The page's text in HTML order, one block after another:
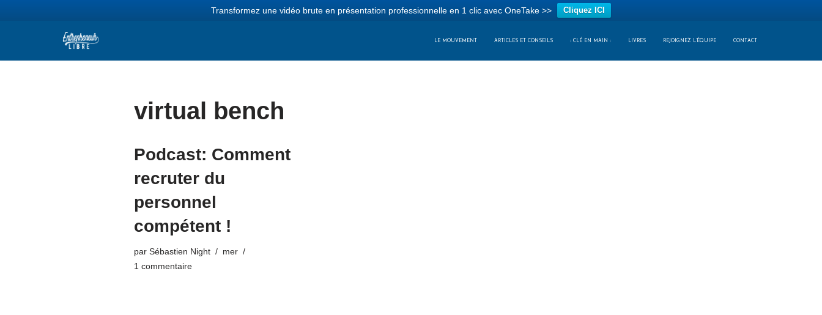
Transformez une vidéo brute en présentation professionnelle en 1 clic avec OneTake >> Cliquez ICI
LE MOUVEMENT ARTICLES ET CONSEILS :: CLÉ EN MAIN :: LIVRES REJOIGNEZ L’ÉQUIPE CONTACT
virtual bench
Podcast: Comment
recruter du
personnel
compétent !
par Sébastien Night
mer
1 commentaire